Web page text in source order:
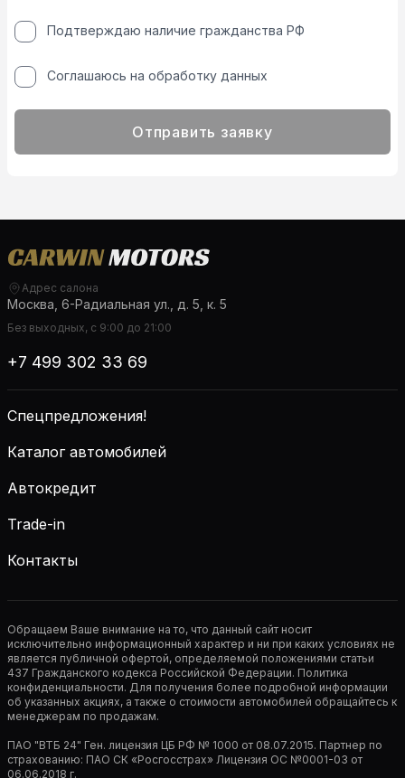
Подтверждаю наличие гражданства РФ
Соглашаюсь на обработку данных
Отправить заявку
Адрес салона
Москва, 6-Радиальная ул., д. 5, к. 5
Без выходных, с 9:00 до 21:00
+7 499 302 33 69
Спецпредложения!
Каталог автомобилей
Автокредит
Trade-in
Контакты
Обращаем Ваше внимание на то, что данный сайт носит
исключительно информационный характер и ни при каких условиях не
является публичной офертой, определяемой положениями статьи
437 Гражданского кодекса Российской Федерации. Политика
конфиденциальности. Для получения более подробной информации
об указанных акциях, а также о стоимости автомобилей обращайтесь к
менеджерам по продажам.
ПАО "ВТБ 24" Ген. лицензия ЦБ РФ № 1000 от 08.07.2015. Партнер по
страхованию: ПАО СК «Росгосстрах» Лицензия ОС №0001-03 от
06.06.2018 г.